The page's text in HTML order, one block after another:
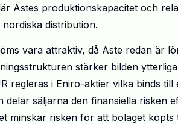
Astes produktionskapacitet och
distribution.
vara attraktiv, då Aste redan är
stärker bilden
regleras i Eniro-aktier vilka binds
delar säljarna den finansiella risken
minskar risken för att bolaget köpts